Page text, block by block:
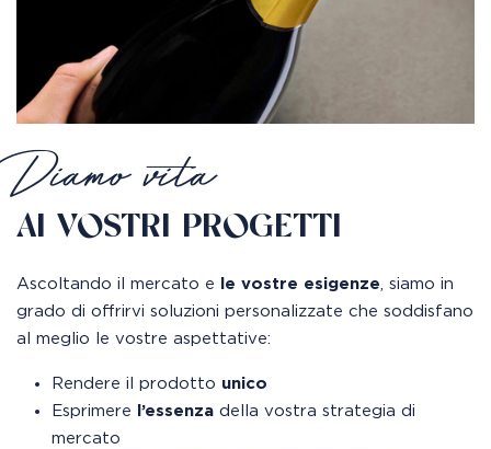
Diamo vita
AI VOSTRI PROGETTI
Ascoltando il mercato e le vostre esigenze, siamo in
grado di offrirvi soluzioni personalizzate che soddisfano
al meglio le vostre aspettative:
Rendere il prodotto unico
Esprimere
l’essenza della vostra strategia di
mercato